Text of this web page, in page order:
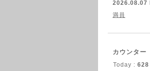
2026.08.07
満員
カウンター
Today : 628